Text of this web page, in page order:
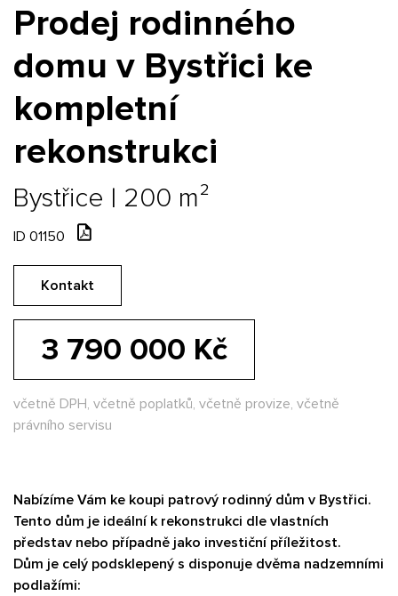
Prodej rodinného
domu v Bystřici ke
kompletní
rekonstrukci
Bystřice | 200 m²
ID 01150
Kontakt
3 790 000 Kč
včetně DPH, včetně poplatků, včetně provize, včetně
právního servisu
Nabízíme Vám ke koupi patrový rodinný dům v Bystřici.
Tento dům je ideální k rekonstrukci dle vlastních
představ nebo případně jako investiční příležitost.
Dům je celý podsklepený s disponuje dvěma nadzemními
podlažími: